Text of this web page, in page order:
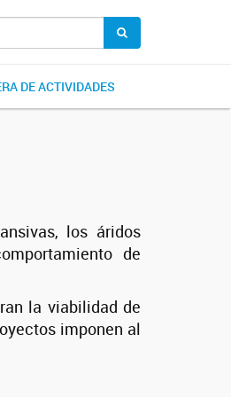
DE ACTIVIDADES
los áridos
de
la viabilidad de
imponen al